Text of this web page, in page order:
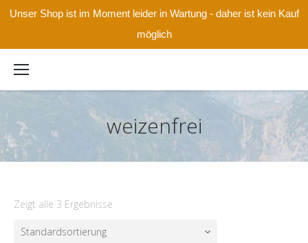
Unser Shop ist im Moment leider in Wartung - daher ist kein Kauf
möglich
weizenfrei
Zeigt alle 3 Ergebnisse
Standardsortierung